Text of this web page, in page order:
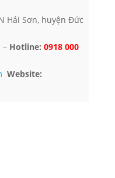
Hải Sơn, huyện Đức
Hotline: 0918 000
Website: